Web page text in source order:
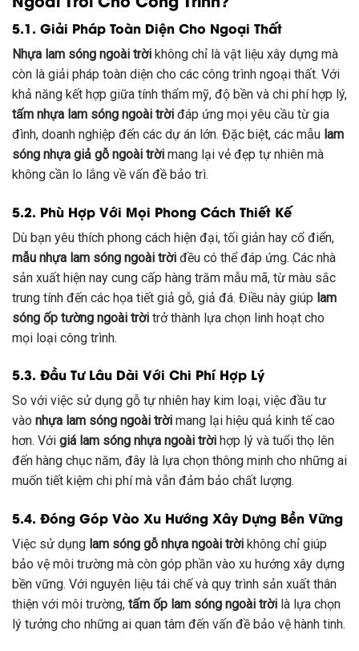
5.1. Giải Pháp Toàn Diện Cho Ngoại Thất
Nhựa lam sóng ngoài trời không chỉ là vật liệu xây dựng mà
còn là giải pháp toàn diện cho các công trình ngoại thất. Với
khả năng kết hợp giữa tính thẩm mỹ, độ bền và chi phí hợp lý,
tấm nhựa lam sóng ngoài trời đáp ứng mọi yêu cầu từ gia
đình, doanh nghiệp đến các dự án lớn. Đặc biệt, các mẫu lam
sóng nhựa giả gỗ ngoài trời mang lại vẻ đẹp tự nhiên mà
không cần lo lắng về vấn đề bảo trì.
5.2. Phù Hợp Với Mọi Phong Cách Thiết Kế
Dù bạn yêu thích phong cách hiện đại, tối giản hay cổ điển,
mẫu nhựa lam sóng ngoài trời đều có thể đáp ứng. Các nhà
sản xuất hiện nay cung cấp hàng trăm mẫu mã, từ màu sắc
trung tính đến các họa tiết giả gỗ, giả đá. Điều này giúp lam
sóng ốp tường ngoài trời trở thành lựa chọn linh hoạt cho
mọi loại công trình.
5.3. Đầu Tư Lâu Dài Với Chi Phí Hợp Lý
So với việc sử dụng gỗ tự nhiên hay kim loại, việc đầu tư
vào nhựa lam sóng ngoài trời mang lại hiệu quả kinh tế cao
hơn. Với giá lam sóng nhựa ngoài trời hợp lý và tuổi thọ lên
đến hàng chục năm, đây là lựa chọn thông minh cho những ai
muốn tiết kiệm chi phí mà vẫn đảm bảo chất lượng.
5.4. Đóng Góp Vào Xu Hướng Xây Dựng Bền Vững
Việc sử dụng lam sóng gỗ nhựa ngoài trời không chỉ giúp
bảo vệ môi trường mà còn góp phần vào xu hướng xây dựng
bền vững. Với nguyên liệu tái chế và quy trình sản xuất thân
thiện với môi trường, tấm ốp lam sóng ngoài trời là lựa chọn
lý tưởng cho những ai quan tâm đến vấn đề bảo vệ hành tinh.